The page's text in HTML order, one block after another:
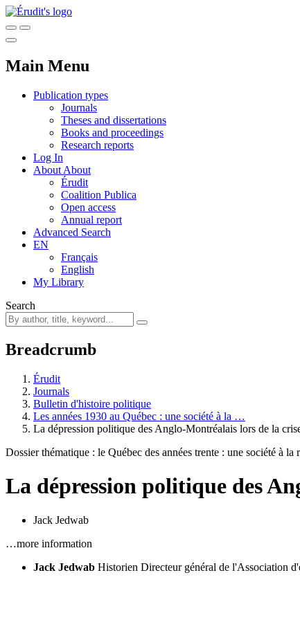
Main Menu
Publication types
Journals
Theses and dissertations
Books and proceedings
Research reports
Log In
About About
Érudit
Coalition Publica
Open access
Annual report
Advanced Search
EN
Français
English
My Library
Search
Breadcrumb
Érudit
Journals
Bulletin d'histoire politique
Les années 1930 au Québec : une société à la …
La dépression politique des Anglo-Montréalais lors de la
Dossier thématique : le Québec des années trente : une société à la
La dépression politique des
Jack Jedwab
…more information
Jack Jedwab Historien Directeur général de l'Association